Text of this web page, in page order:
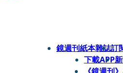
鏡週刊紙本雜誌訂
下載APP